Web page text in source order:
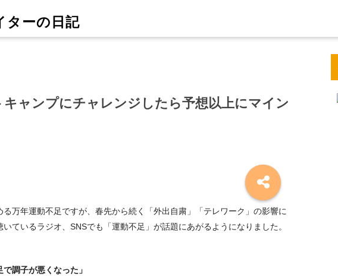
ャンプにチャレンジしたら予想以上にマイン
万年運動不足ですが、春先から続く「外出自粛」「テレワーク」の影響に
ているラジオ、SNSでも「運動不足」が話題にあがるようになりました。
調子が悪くなった」